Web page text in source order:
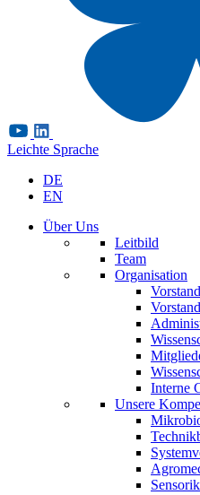
Leichte Sprache
DE
EN
Über Uns
Leitbild
Team
Organisation
Vorstand
Interne
Unsere